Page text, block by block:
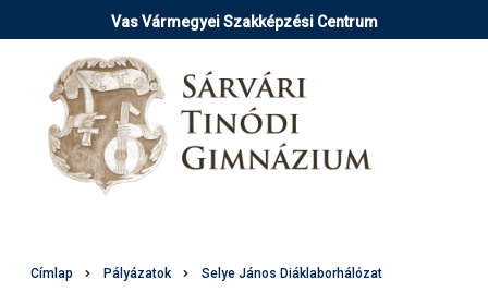
a
tartalomra
Vas Vármegyei Szakképzési Centrum
Morzsa
Címlap Pályázatok Selye János Diáklaborhálózat